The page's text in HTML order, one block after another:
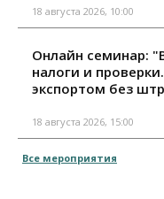
18 августа 2026, 10:00
Онлайн семинар:
налоги и
экспортом без
18 августа 2026, 15:00
Все мероприятия